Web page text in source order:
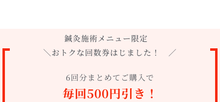
鍼灸施術メニュー限定
＼おトクな回数券はじました！ ／
6回分まとめてご購入で
毎回500円引き！